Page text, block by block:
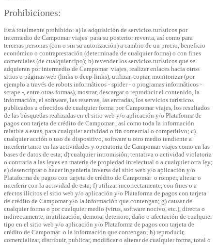
Prohibiciones:
Está totalmente prohibido: a) la adquisición de servicios turísticos por
intermedio de Campomar viajes para su posterior reventa, así como para
terceras personas (con o sin su autorización) a cambio de un precio, beneficio
económico o contraprestación (determinada de cualquier forma) o con fines
comerciales (de cualquier tipo); b) revender los servicios turísticos que se
adquieran por intermedio de Campomar viajes, realizar enlaces hacia otros
sitios o páginas web (links o deep-links), utilizar, copiar, monitorizar (por
ejemplo a través de robots informáticos - spider - o programas informáticos -
scrape -, entre otras formas), mostrar, descargar o reproducir el contenido, la
información, el software, las reservas, las entradas, los servicios turísticos
publicados u ofrecidos de cualquier forma por Campomar viajes, los resultados
de las búsquedas realizadas en el sitio web y/o aplicación y/o Plataforma de
pagos con tarjeta de crédito de Campomar , así como toda la información
relativa a estas, para cualquier actividad o fin comercial o competitivo; c)
cualquier acción o uso de dispositivo, software u otro medio tendiente a
interferir tanto en las actividades y operatoria de Campomar viajes como en las
bases de datos de esta; d) cualquier intromisión, tentativa o actividad violatoria
o contraria a las leyes en materia de propiedad intelectual o a cualquier otra ley;
e) desencriptar o hacer ingeniería inversa del sitio web y/o aplicación y/o
Plataforma de pagos con tarjeta de crédito de Campomar o romper, alterar o
interferir con la actividad de esta; f) utilizar incorrectamente, con fines o a
efectos ilícitos el sitio web y/o aplicación y/o Plataforma de pagos con tarjeta
de crédito de Campomar y/o la información que contengan; g) causar de
cualquier forma o por cualquier medio (virus, software nocivo, etc.), directa o
indirectamente, inutilización, demora, deterioro, daño o afectación de cualquier
tipo en el sitio web y/o aplicación y/o Plataforma de pagos con tarjeta de
crédito de Campomar o la información que contengan; h) reproducir,
comercializar, distribuir, publicar, modificar o alterar de cualquier forma, total o